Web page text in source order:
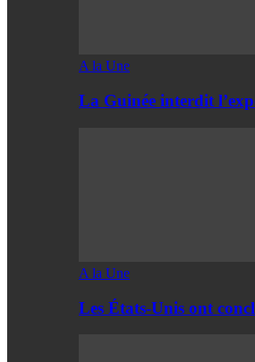
A la Une
La Guinée interdit
A la Une
Les États-Unis ont